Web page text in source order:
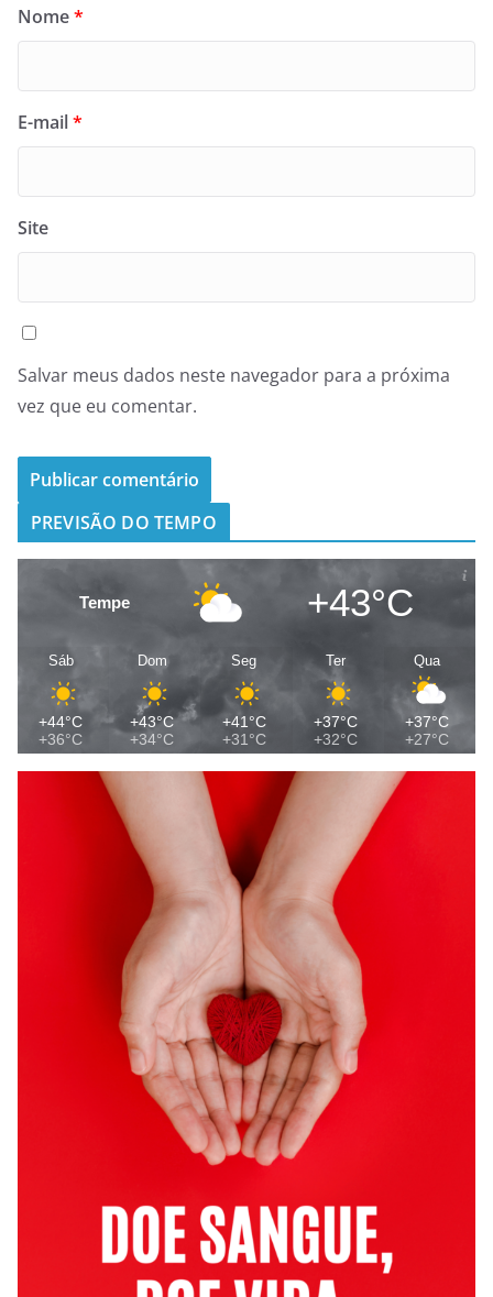
Nome*
E-mail*
Site
Salvar meus dados neste navegador para a próxima
vez que eu comentar.
PREVISÃO DO TEMPO
Tempe +43°C
Sáb
+44°C
+36°C
Dom
+43°C
+34°C
Seg
+41°C
+31°C
Ter
+37°C
+32°C
Qua
+37°C
+27°C